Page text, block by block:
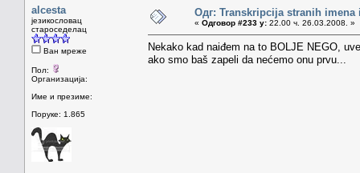
alcesta
језикословац
староседелац
Ван мреже
Пол:
Организација:
Име и презиме:
Поруке: 1.865
Одг: Transkripcija stranih imena
« Одговор #233 у: 22.00 ч. 26.03.2008. »
Nekako kad naiđem na to BOLJE NEGO,
ako smo baš zapeli da nećemo onu prvu...